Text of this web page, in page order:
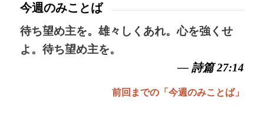
今週のみことば
待ち望め主を。雄々しくあれ。心を強くせ
よ。待ち望め主を。
— 詩篇 27:14
前回までの「今週のみことば」